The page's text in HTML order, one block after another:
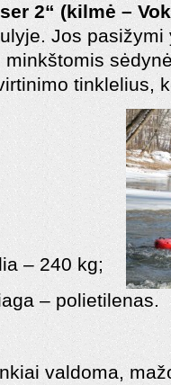
2“ (kilmė –
Jos pasižymi
tinklelius,
– 240 kg;
– polietilenas.
valdoma,